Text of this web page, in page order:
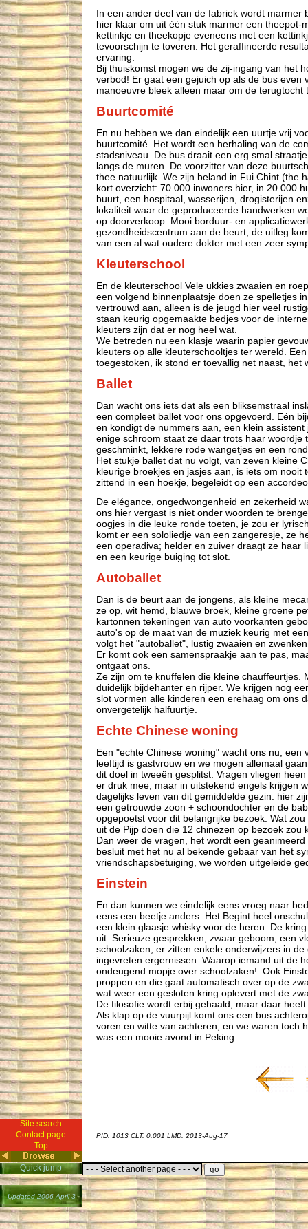
In een ander deel van de fabriek wordt marmer
hier klaar om uit één stuk marmer een theepot-
kettinkje en theekopje eveneens met een
tevoorschijn te toveren. Het geraffineerde
ervaring.
Bij thuiskomst mogen we de zij-ingang van het
verbod! Er gaat een gejuich op als de bus even
manoeuvre bleek alleen maar om de terugtocht
Buurtcomité
En nu hebben we dan eindelijk een uurtje vrij
buurtcomité. Het wordt een herhaling van de
stadsniveau. De bus draait een erg smal
langs de muren. De voorzitter van deze
thee natuurlijk. We zijn beland in Fui Chint (the
kort overzicht: 70.000 inwoners hier, in 20.000
buurt, een hospitaal, wasserijen, drogisterijen
lokaliteit waar de geproduceerde handwerken
op doorverkoop. Mooi borduur- en
gezondheidscentrum aan de beurt, de uitleg
van een al wat oudere dokter met een zeer
Kleuterschool
En de kleuterschool Vele ukkies zwaaien en
een volgend binnenplaatsje doen ze spelletjes
vertrouwd aan, alleen is de jeugd hier veel
staan keurig opgemaakte bedjes voor de
kleuters zijn dat er nog heel wat.
We betreden nu een klasje waarin papier
kleuters op alle kleuterschooltjes ter wereld.
toegestoken, ik stond er toevallig net naast, het
Ballet
Dan wacht ons iets dat als een bliksemstraal
een compleet ballet voor ons opgevoerd. Eén
en kondigt de nummers aan, een klein
enige schroom staat ze daar trots haar woordje
geschminkt, lekkere rode wangetjes en een
Het stukje ballet dat nu volgt, van zeven kleine
kleurige broekjes en jasjes aan, is iets om nooit
zittend in een hoekje, begeleidt op een
De elégance, ongedwongenheid en zekerheid
ons hier vergast is niet onder woorden te
oogjes in die leuke ronde toeten, je zou er
komt er een sololiedje van een zangeresje, ze
een operadiva; helder en zuiver draagt ze haar
en een keurige buiging tot slot.
Autoballet
Dan is de beurt aan de jongens, als kleine
ze op, wit hemd, blauwe broek, kleine groene
kartonnen tekeningen van auto voorkanten
auto's op de maat van de muziek keurig met
volgt het "autoballet", lustig zwaaien en
Er komt ook een samenspraakje aan te pas,
ontgaat ons.
Ze zijn om te knuffelen die kleine chauffeurtjes.
duidelijk bijdehanter en rijper. We krijgen nog
slot vormen alle kinderen een erehaag om ons
onvergetelijk halfuurtje.
Echte Chinese woning
Een "echte Chinese woning" wacht ons nu, een
leeftijd is gastvrouw en we mogen allemaal
dit doel in tweeën gesplitst. Vragen vliegen
er druk mee, maar in uitstekend engels krijgen
dagelijks leven van dit gemiddelde gezin: hier
een getrouwde zoon + schoondochter en de
opgepoetst voor dit belangrijke bezoek. Wat
uit de Pijp doen die 12 chinezen op bezoek zou
Dan weer de vragen, het wordt een
besluit met het nu al bekende gebaar van het
vriendschapsbetuiging, we worden uitgeleide
Einstein
En dan kunnen we eindelijk eens vroeg naar
eens een beetje anders. Het Begint heel
een klein glaasje whisky voor de heren. De
uit. Serieuze gesprekken, zwaar geboom, een
schoolzaken, er zitten enkele onderwijzers in
ingevreten ergernissen. Waarop iemand uit de
ondeugend mopje over schoolzaken!. Ook
proppen en die gaat automatisch over op de
wat weer een gesloten kring oplevert met de
De filosofie wordt erbij gehaald, maar daar
Als klap op de vuurpijl komt ons een bus
voren en witte van achteren, en we waren toch
was een mooie avond in Peking.
PID: 1013 CLT: 0.001 LMD: 2013-Aug-17
Site search
Contact page
Top
Quick jump
Updated 2006 April 3